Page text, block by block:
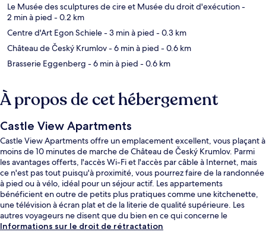
Le Musée des sculptures de cire et Musée du droit d'exécution-
2 min à pied - 0.2 km
Centre d'Art Egon Schiele- 3 min à pied - 0.3 km
Château de Český Krumlov- 6 min à pied - 0.6 km
Brasserie Eggenberg - 6 min à pied - 0.6 km
À propos de cet hébergement
Castle View Apartments
Castle View Apartments offre un emplacement excellent, vous plaçant à
moins de 10 minutes de marche de Château de Český Krumlov. Parmi
les avantages offerts, l'accès Wi-Fi et l'accès par câble à Internet, mais
ce n'est pas tout puisqu'à proximité, vous pourrez faire de la randonnée
à pied ou à vélo, idéal pour un séjour actif. Les appartements
bénéficient en outre de petits plus pratiques comme une kitchenette,
une télévision à écran plat et de la literie de qualité supérieure. Les
autres voyageurs ne disent que du bien en ce qui concerne le
personnel attentionné.
Informations sur le droit de rétractation